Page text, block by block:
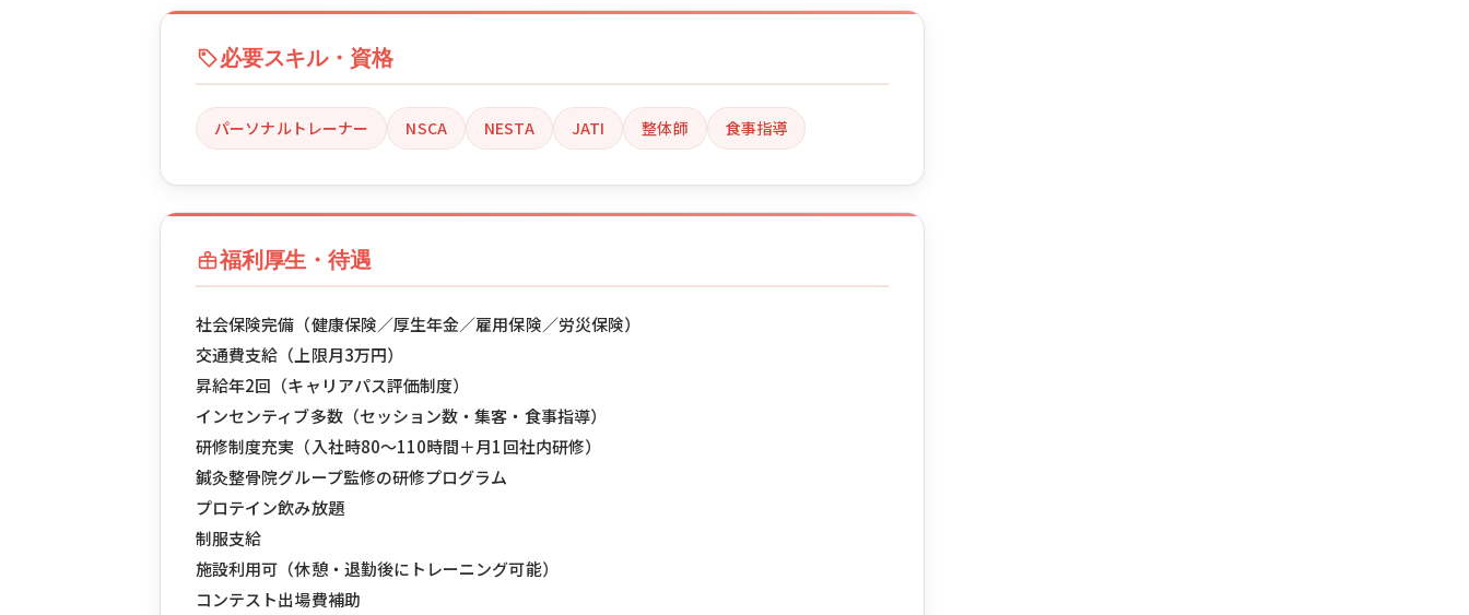
必要スキル・資格
パーソナルトレーナー NSCA NESTA JATI 整体師 食事指導
福利厚生・待遇
社会保険完備（健康保険／厚生年金／雇用保険／労災保険）
交通費支給（上限月3万円）
昇給年2回（キャリアパス評価制度）
インセンティブ多数（セッション数・集客・食事指導）
研修制度充実（入社時80〜110時間＋月1回社内研修）
鍼灸整骨院グループ監修の研修プログラム
プロテイン飲み放題
制服支給
施設利用可（休憩・退勤後にトレーニング可能）
コンテスト出場費補助